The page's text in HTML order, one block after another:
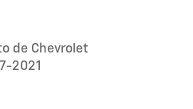
de Chevrolet
2021